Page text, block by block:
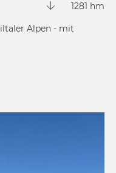
1281 hm
Alpen - mit